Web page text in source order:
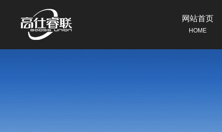
网站首页
HOME